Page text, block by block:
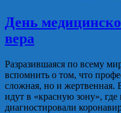
День
вера
Разразившаяся по всему
вспомнить о том, что
сложная, но и жертвенная.
идут в «красную зону»,
диагностировали